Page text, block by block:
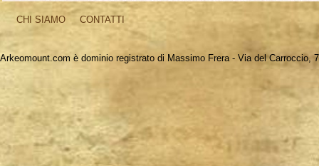
CHI SIAMO CONTATTI
Arkeomount.com è dominio registrato di Massimo Frera - Via del